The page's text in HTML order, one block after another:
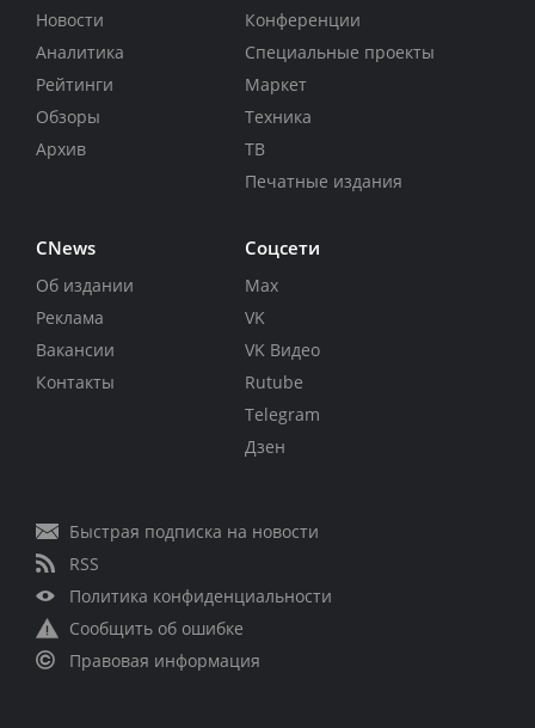
Новости
Аналитика
Рейтинги
Обзоры
Архив
Конференции
Специальные проекты
Маркет
Техника
ТВ
Печатные издания
CNews
Об издании
Реклама
Вакансии
Контакты
Соцсети
Max
VK
VK Видео
Rutube
Telegram
Дзен
Быстрая подписка на новости
RSS
Политика конфиденциальности
Сообщить об ошибке
Правовая информация